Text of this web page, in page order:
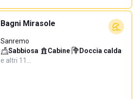
Bagni Mirasole
Sanremo
Sabbiosa· Cabine· Doccia calda·
e altri 11…